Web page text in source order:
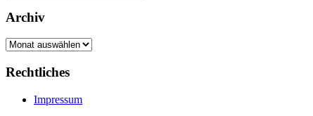
Archiv
Archiv
Rechtliches
Impressum